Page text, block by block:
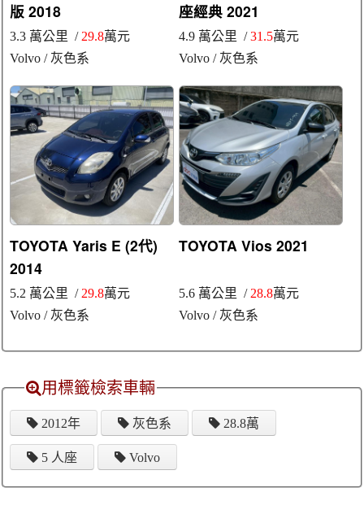
版 2018
3.3 萬公里 / 29.8萬元
Volvo / 灰色系
座經典 2021
4.9 萬公里 /31.5萬元
Volvo/ 灰色系
TOYOTA Yaris E (2代)
2014
5.2 萬公里 / 29.8萬元
Volvo / 灰色系
TOYOTA Vios 2021
5.6 萬公里 / 28.8萬元
Volvo/ 灰色系
用標籤檢索車輛
2012年 灰色系 28.8萬
5 人座 Volvo